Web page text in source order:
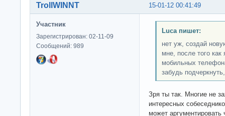
15-01-12 00:41:49
TrollWINNT
Участник
Зарегистрирован: 02-11-09
Сообщений: 989
Luca пишет:
нет уж, создай
мне, после того
мобильных
забудь
Зря ты так. Многие не
интересных
может аргументировать